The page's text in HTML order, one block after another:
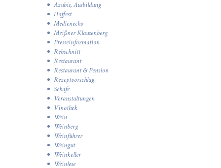
Azubis, Ausbildung
Hoffest
Medienecho
Meißner Klausenberg
Presseinformation
Rebschnitt
Restaurant
Restaurant & Pension
Rezeptvorschlag
Schafe
Veranstaltungen
Vinothek
Wein
Weinberg
Weinführer
Weingut
Weinkeller
Weinlese